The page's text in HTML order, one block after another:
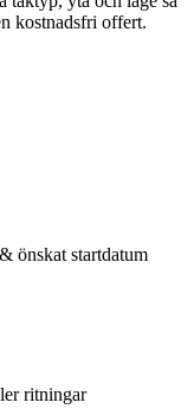
kostnadsfri offert.
önskat startdatum
ritningar